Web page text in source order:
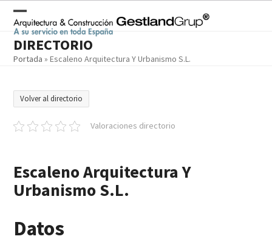
contentOpen
mobile
menu
Close
mobile
menu
DIRECTORIO
Portada »Escaleno Arquitectura Y Urbanismo S.L.
Volver al directorio
Valoraciones directorio
Escaleno Arquitectura Y
Urbanismo S.L.
Datos